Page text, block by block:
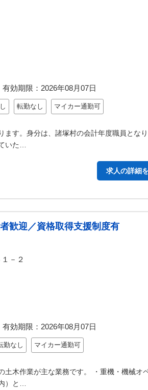
有効期限： 2026年08月07日
転勤なし マイカー通勤可
ます。身分は、諸塚村の会計年度職員と
いた…
求人の詳細
歓迎／資格取得支援制度有
－２
有効期限： 2026年08月07日
勤なし マイカー通勤可
土木作業が主な業務です。 ・重機・機械
）と…